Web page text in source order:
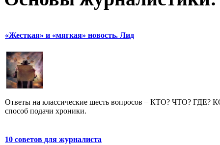
«Жесткая» и «мягкая» новость. Лид
Ответы на классические шесть вопросов – КТО? ЧТО?
способ подачи хроники.
10 советов для журналиста